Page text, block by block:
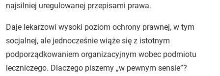
najsilniej uregulowanej przepisami prawa.
Daje lekarzowi wysoki poziom ochrony prawnej, w tym
socjalnej, ale jednocześnie wiąże się z istotnym
podporządkowaniem organizacyjnym wobec podmiotu
leczniczego. Dlaczego piszemy „w pewnym sensie”?